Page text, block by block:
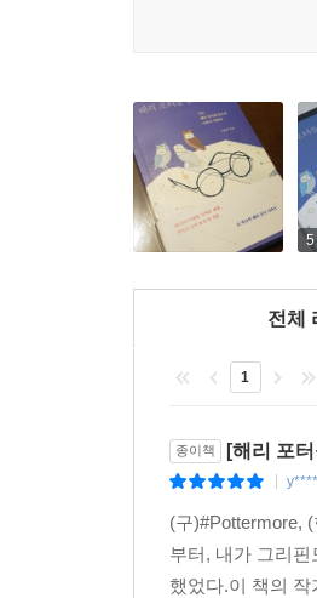
‘완장’이라는 말이
람일수록 완장을 차
(…) 말포이는 반장이
--- p.181~182
운 시간들을 지나왔
있는 고양이를 꽃으
우리는 ‘말’이라는 마
--- p.269
어둠은 두렵다. 그 속
외로운 이들에게는 고
소박하고 진솔한 언
5
전체
1
종이책 [해리 포
(구)#Pottermore,
부터, 내가 그리
했었다.이 책의